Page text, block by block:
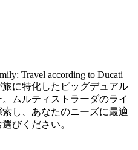
Travel according to Ducati
旅に特化したビッグデュアル
ムルティストラーダのライ
索し、あなたのニーズに最適
びください。